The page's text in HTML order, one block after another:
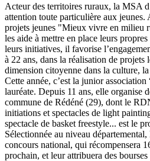
Acteur des territoires ruraux, la MSA
attention toute particulière aux jeunes.
projets jeunes "Mieux vivre en milieu
les aide à mettre en place leurs
leurs initiatives, il favorise
à 22 ans, dans la réalisation de projets
dimension citoyenne dans la culture,
Cette année, c’est la junior
lauréate. Depuis 11 ans, elle organise
commune de Rédéné (29), dont le
initiations et spectacles de light
spectacle de basket freestyle... est le
Sélectionnée au niveau
concours national, qui récompensera
prochain, et leur attribuera des